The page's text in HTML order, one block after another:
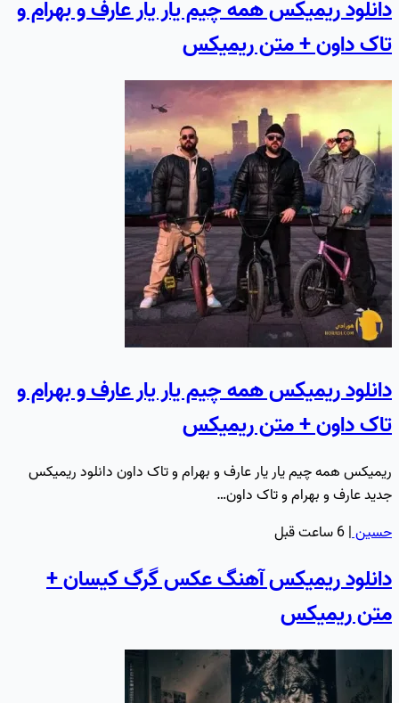
دانلود ریمیکس همه چیم یار یار عارف و بهرام و
تاک داون + متن ریمیکس
دانلود ریمیکس همه چیم یار یار عارف و بهرام و
تاک داون + متن ریمیکس
ریمیکس همه چیم یار یار عارف و بهرام و تاک داون دانلود ریمیکس
جدید عارف و بهرام و تاک داون…
حسین|6 ساعت قبل
دانلود ریمیکس آهنگ عکس گرگ کیسان +
متن ریمیکس